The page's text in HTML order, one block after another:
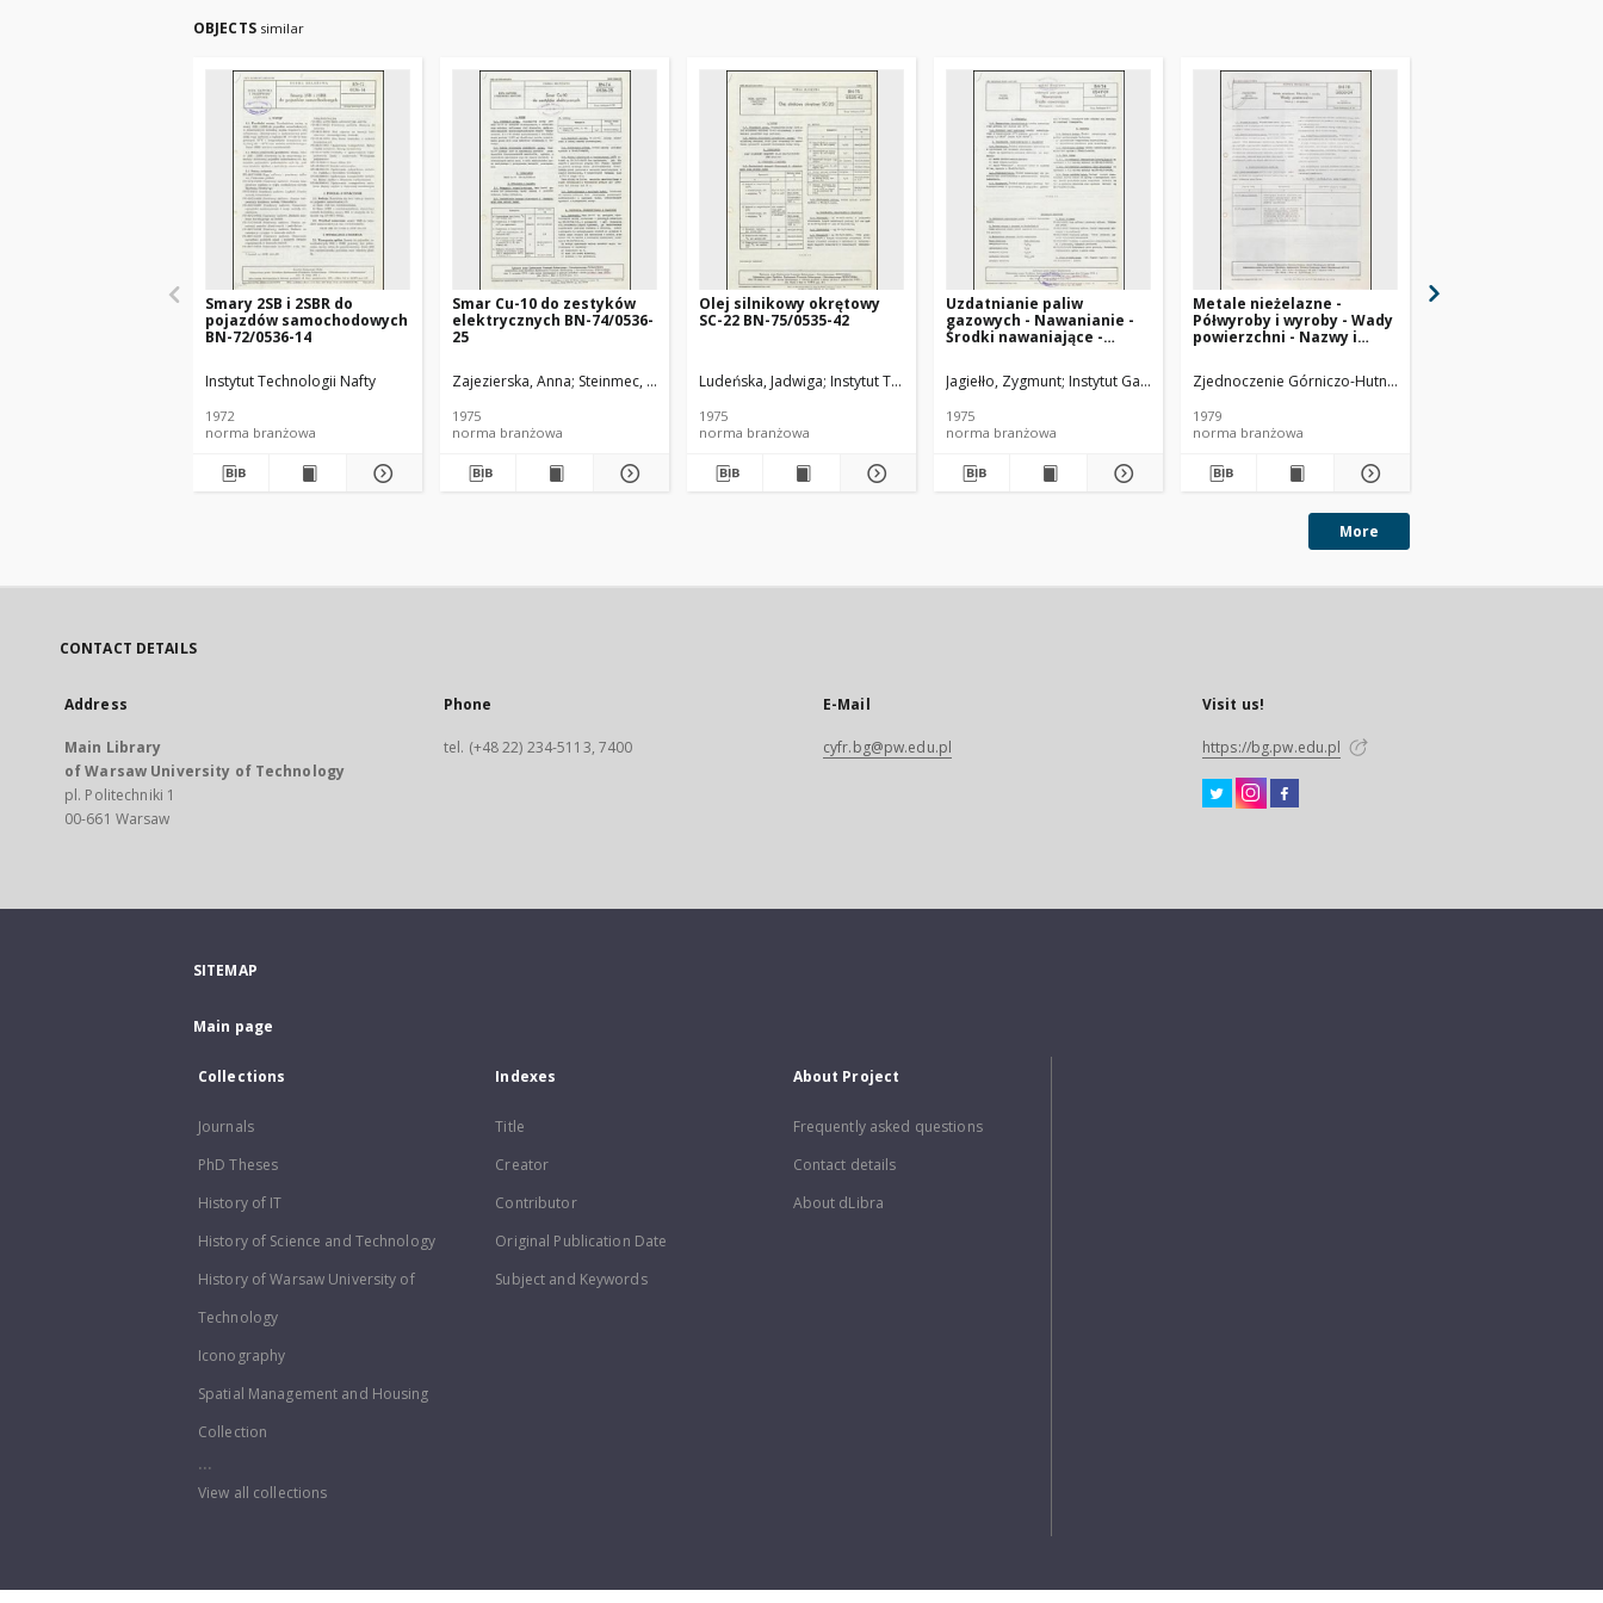
OBJECTS similar
Smary 2SB i 2SBR do
pojazdów samochodowych
BN-72/0536-14
Instytut Technologii Nafty
1972
norma branżowa
Smar Cu-10 do zestyków
elektrycznych BN-74/0536-
25
Zajezierska, Anna Steinmec, Franciszek Michalak, Jacek Gibińska, Wiesława Instytut Technologii Nafty
1975
norma branżowa
Olej silnikowy okrętowy
SC-22 BN-75/0535-42
Ludeńska, Jadwiga Instytut Technologii Nafty
1975
norma branżowa
Uzdatnianie paliw
gazowych - Nawanianie -
Środki nawaniające -
74/0547-01 Arkusz 02
Jagiełło, Zygmunt Instytut Gazownictwa
1975
norma branżowa
Metale nieżelazne -
Półwyroby i wyroby - Wady
powierzchni - Nazwy i
Zjednoczenie Górniczo-Hutnicze Metali Nieżelaznych METALE
1979
norma branżowa
More
CONTACT DETAILS
Address
Main Library
of Warsaw University of Technology
pl. Politechniki 1
00-661 Warsaw
Phone
tel. (+48 22) 234-5113, 7400
E-Mail
cyfr.bg@pw.edu.pl
Visit us!
https://bg.pw.edu.pl
SITEMAP
Main page
Collections
Journals
PhD Theses
History of IT
History of Science and Technology
History of Warsaw University of
Technology
Iconography
Spatial Management and Housing
Collection
...
View all collections
Indexes
Title
Creator
Contributor
Original Publication Date
Subject and Keywords
About Project
Frequently asked questions
Contact details
About dLibra